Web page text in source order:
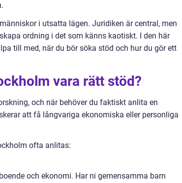
i utsatta lägen. Juridiken är central, men
ordning i det som känns kaotiskt. I den här
till med, när du bör söka stöd och hur du gör ett
vara rätt stöd?
och när behöver du faktiskt anlita en
att få långvariga ekonomiska eller personliga
ofta anlitas:
och ekonomi. Har ni gemensamma barn